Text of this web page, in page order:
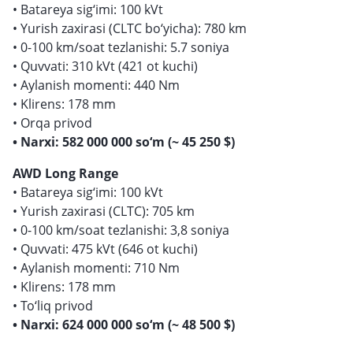
• Batareya sig‘imi: 100 kVt
• Yurish zaxirasi (CLTC bo‘yicha): 780 km
• 0-100 km/soat tezlanishi: 5.7 soniya
• Quvvati: 310 kVt (421 ot kuchi)
• Aylanish momenti: 440 Nm
• Klirens: 178 mm
• Orqa privod
• Narxi: 582 000 000 so‘m (~ 45 250 $)
AWD Long Range
• Batareya sig‘imi: 100 kVt
• Yurish zaxirasi (CLTC): 705 km
• 0-100 km/soat tezlanishi: 3,8 soniya
• Quvvati: 475 kVt (646 ot kuchi)
• Aylanish momenti: 710 Nm
• Klirens: 178 mm
• To‘liq privod
• Narxi: 624 000 000 so‘m (~ 48 500 $)